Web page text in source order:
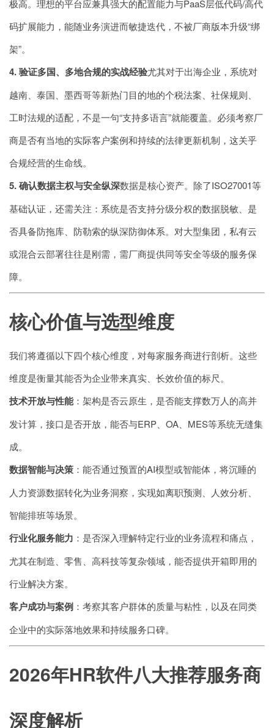
极高。理想的平台应兼具强大的配置能力与PaaS层低代码/高代
码扩展能力，能随业务演进而敏捷迭代，不被厂商版本升级“绑
架”。
4. 验证多国、多地合规的实战经验尤其对于出海企业，系统对
越南、泰国、墨西哥等新热门目的地的个税法案、社保规则、
工时法规的适配，不是一句“支持多语言”就能覆盖。必须考察厂
商是否有当地的实际客户案例和持续的法律更新机制，这关乎
合规经营的生命线。
5. 确认数据主权与安全纵深数据是核心资产。除了ISO27001等
基础认证，还需关注：系统是否支持分级分权的数据脱敏、是
否具备防拖库、防勒索的纵深防御体系。对大型集团，私有云
或混合云部署往往是刚需，需厂商提供同等安全等级的服务保
障。
核心价值与选型维度
我们将遵循以下四个核心维度，对每家服务商进行剖析。这些
维度是衡量其能否为企业带来真实、长效价值的标尺。
技术开放与性能：架构是否云原生，是否能支撑数万人的高并
发计算，接口是否开放，能否与ERP、OA、MES等系统无缝集
成。
数据智能与决策 ：能否通过预置的AI模型或智能体，将沉睡的
人力资源数据转化为业务洞察，实现如离职预测、人效分析、
智能排班等场景。
行业化服务能力 ：是否深入理解特定行业的业务流程和痛点，
尤其在制造、零售、高科技等复杂领域，能否提供开箱即用的
行业解决方案。
客户成功与案例 ：考察其客户群体的质量与粘性，以及在同类
企业中的实际落地效果和持续服务口碑。
2026年HR软件八大推荐服务商
深度解析